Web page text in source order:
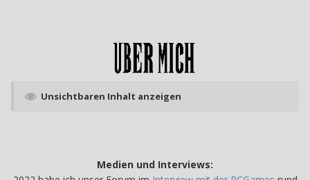
Unsichtbaren Inhalt anzeigen
Medien und Interviews: